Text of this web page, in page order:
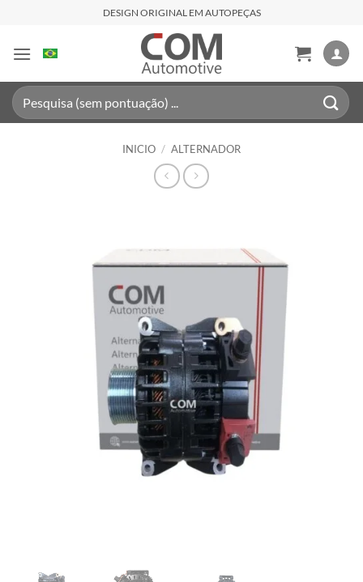
contenido
DESIGN ORIGINAL EM AUTOPEÇAS
Buscar
por:
INICIO / ALTERNADOR